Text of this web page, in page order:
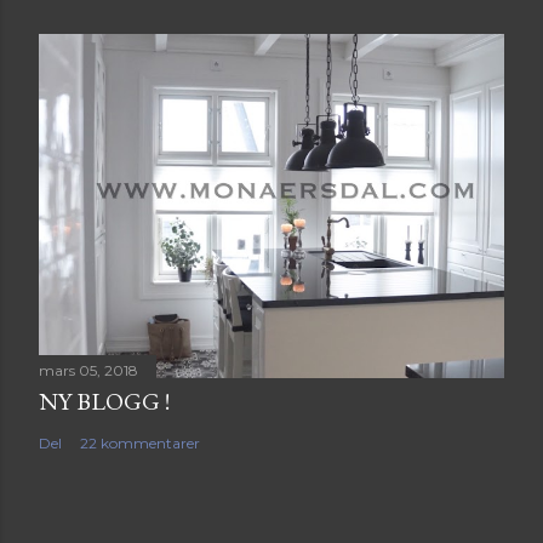
mars 05, 2018
NY BLOGG !
Del 22 kommentarer